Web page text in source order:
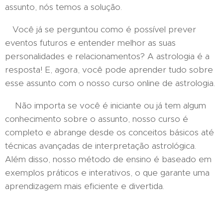
assunto, nós temos a solução.
Você já se perguntou como é possível prever
eventos futuros e entender melhor as suas
personalidades e relacionamentos? A astrologia é a
resposta! E, agora, você pode aprender tudo sobre
esse assunto com o nosso curso online de astrologia.
Não importa se você é iniciante ou já tem algum
conhecimento sobre o assunto, nosso curso é
completo e abrange desde os conceitos básicos até
técnicas avançadas de interpretação astrológica.
Além disso, nosso método de ensino é baseado em
exemplos práticos e interativos, o que garante uma
aprendizagem mais eficiente e divertida.